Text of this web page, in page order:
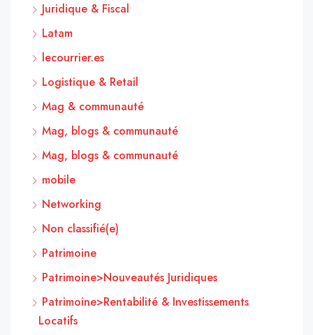
Juridique & Fiscal
Latam
lecourrier.es
Logistique & Retail
Mag & communauté
Mag, blogs & communauté
Mag, blogs & communauté
mobile
Networking
Non classifié(e)
Patrimoine
Patrimoine>Nouveautés Juridiques
Patrimoine>Rentabilité & Investissements
Locatifs